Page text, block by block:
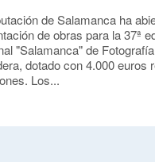
de Salamanca ha
de obras para la 37ª
"Salamanca" de
dotado con 4.000 euros
Los...